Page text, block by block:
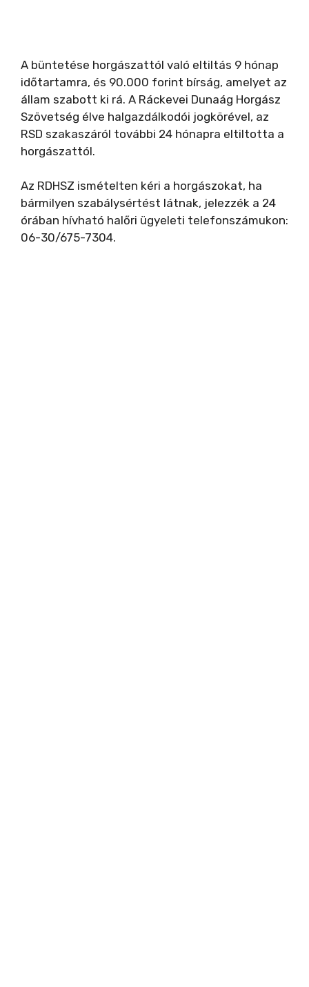
A büntetése horgászattól való eltiltás 9 hónap
időtartamra, és 90.000 forint bírság, amelyet az
állam szabott ki rá. A Ráckevei Dunaág Horgász
Szövetség élve halgazdálkodói jogkörével, az
RSD szakaszáról további 24 hónapra eltiltotta a
horgászattól.
Az RDHSZ ismételten kéri a horgászokat, ha
bármilyen szabálysértést látnak, jelezzék a 24
órában hívható halőri ügyeleti telefonszámukon:
06-30/675-7304.